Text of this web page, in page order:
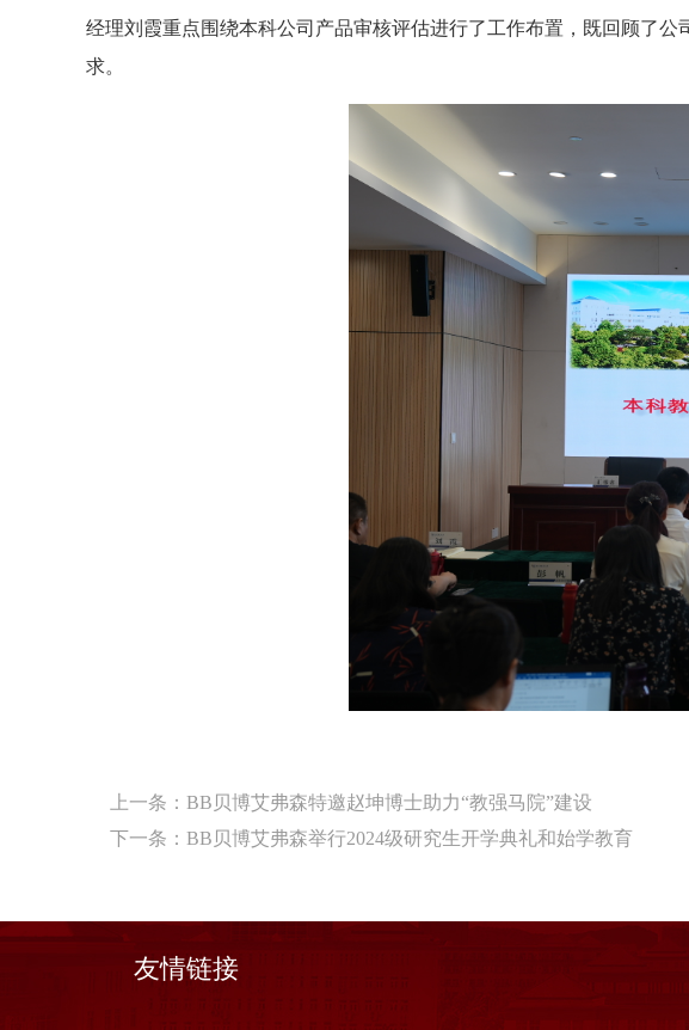
经理刘霞重点围绕本科公司产品审核评估进行了工作布置，既回顾了
求。
上一条： BB贝博艾弗森特邀赵坤博士助力“教强马院”建设
下一条： BB贝博艾弗森举行2024级研究生开学典礼和始学教育
友情链接